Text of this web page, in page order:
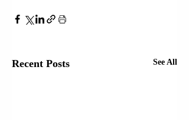
Recent Posts See All